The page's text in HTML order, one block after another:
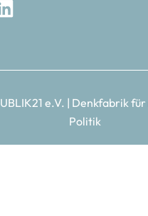
e.V. | Denkfabrik
Politik